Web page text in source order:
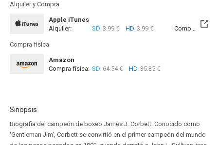
Alquiler y Compra
Apple iTunes
Alquiler:
SD 3.99 € HD 3.99 € Compra: SD
Compra física
Amazon
Compra física: SD 64.54 € HD 35.35 €
Sinopsis
Biografía del campeón de boxeo James J. Corbett. Conocido como
'Gentleman Jim', Corbett se convirtió en el primer campeón del mundo